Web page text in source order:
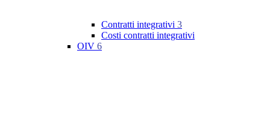
Contratti integrativi 3
Costi contratti integrativi
OIV 6